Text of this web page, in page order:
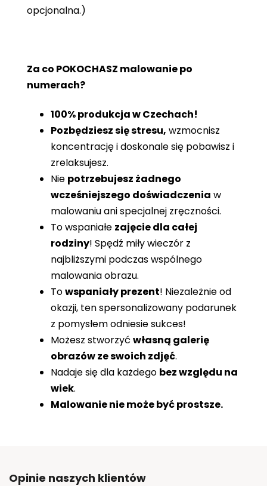
opcjonalna.)
Za co POKOCHASZ malowanie po
numerach?
100% produkcja w Czechach!
Pozbędziesz się stresu, wzmocnisz
koncentrację i doskonale się pobawisz i
zrelaksujesz.
Nie potrzebujesz żadnego
wcześniejszego doświadczenia w
malowaniu ani specjalnej zręczności.
To wspaniałe zajęcie dla całej
rodziny! Spędź miły wieczór z
najbliższymi podczas wspólnego
malowania obrazu.
Towspaniały prezent! Niezależnie od
okazji, ten spersonalizowany podarunek
z pomysłem odniesie sukces!
Możesz stworzyć własną galerię
obrazów ze swoich zdjęć.
Nadaje się dla każdego bez względu na
wiek.
Malowanie nie może być prostsze.
Opinie naszych klientów